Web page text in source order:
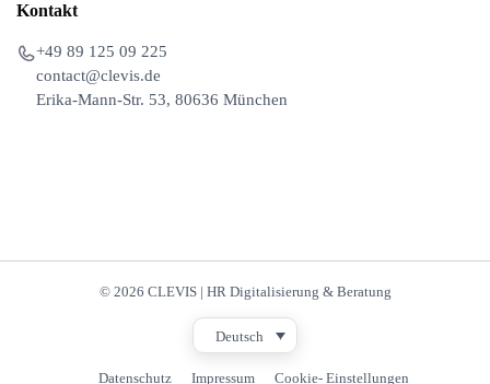
Kontakt
+49 89 125 09 225
contact@clevis.de
Erika-Mann-Str. 53, 80636 München
© 2026 CLEVIS | HR Digitalisierung & Beratung
Deutsch
Datenschutz Impressum Cookie- Einstellungen